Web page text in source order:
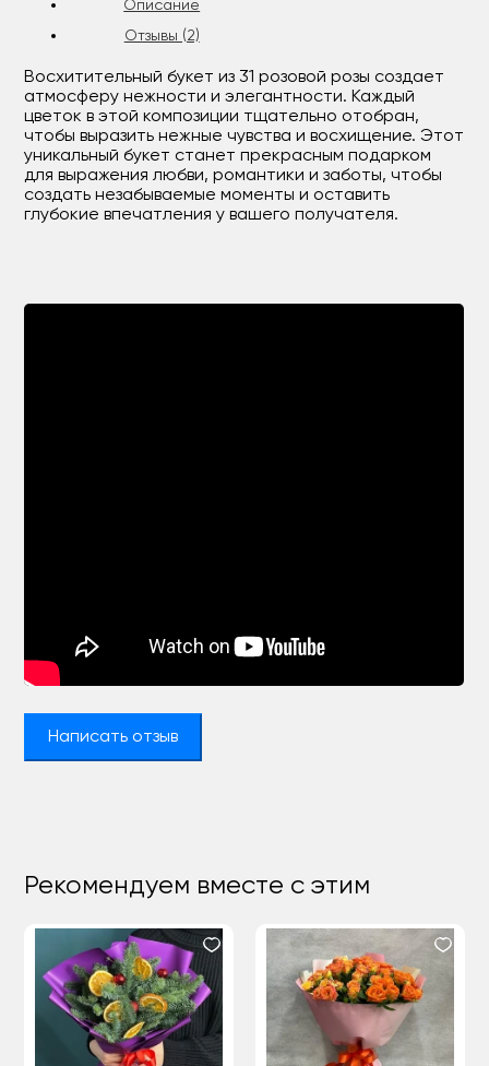
Описание
Отзывы (2)
Восхитительный букет из 31 розовой розы создает
атмосферу нежности и элегантности. Каждый
цветок в этой композиции тщательно отобран,
чтобы выразить нежные чувства и восхищение. Этот
уникальный букет станет прекрасным подарком
для выражения любви, романтики и заботы, чтобы
создать незабываемые моменты и оставить
глубокие впечатления у вашего получателя.
Написать отзыв
Рекомендуем вместе с этим